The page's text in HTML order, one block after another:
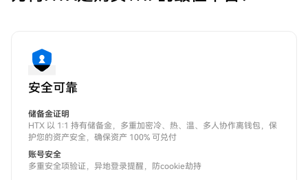
安全可靠
储备金证明
HTX 以 1:1 持有储备金，多重加密冷、热、温、多人协作离钱包，保
护您的资产安全，确保资产 100% 可兑付
账号安全
多重安全项验证，异地登录提醒，防cookie劫持